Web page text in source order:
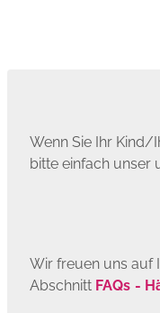
Wenn Sie Ihr Kind/
bitte einfach unser
Wir freuen uns auf
Abschnitt FAQs -